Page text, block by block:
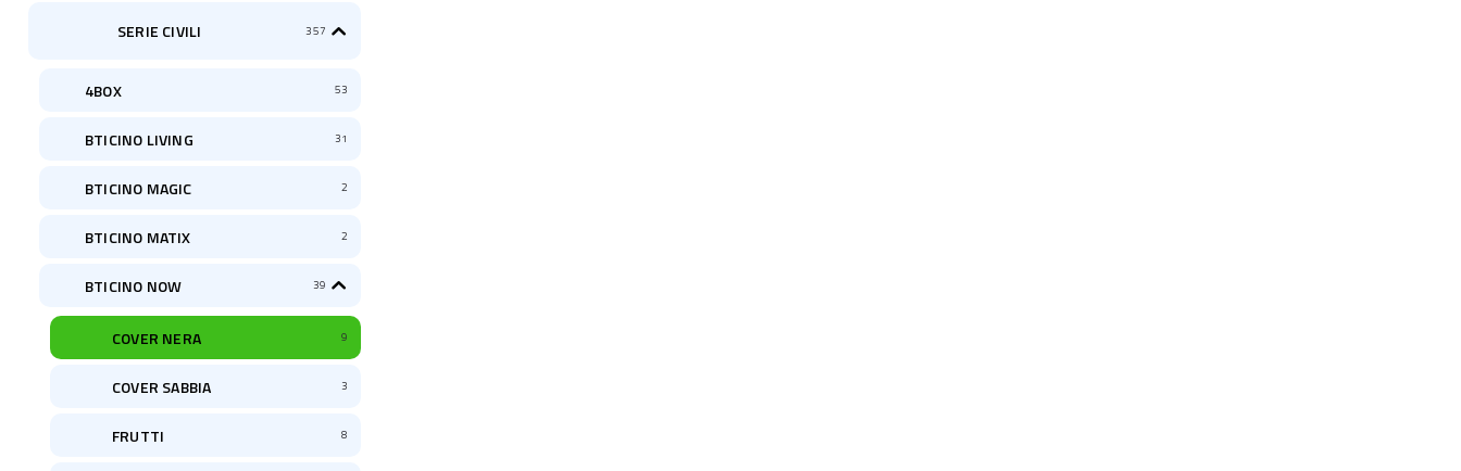
SERIE CIVILI 357
4BOX 53
BTICINO LIVING 31
BTICINO MAGIC 2
BTICINO MATIX 2
BTICINO NOW 39
COVER NERA 9
COVER SABBIA 3
FRUTTI 8